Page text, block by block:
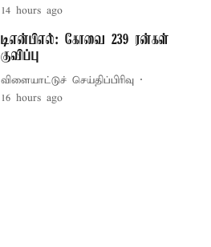
14 hours ago
டிஎன்பிஎல்: கோவை 239 ரன்கள்
குவிப்பு
விளையாட்டுச் செய்திப்பிரிவு
16 hours ago